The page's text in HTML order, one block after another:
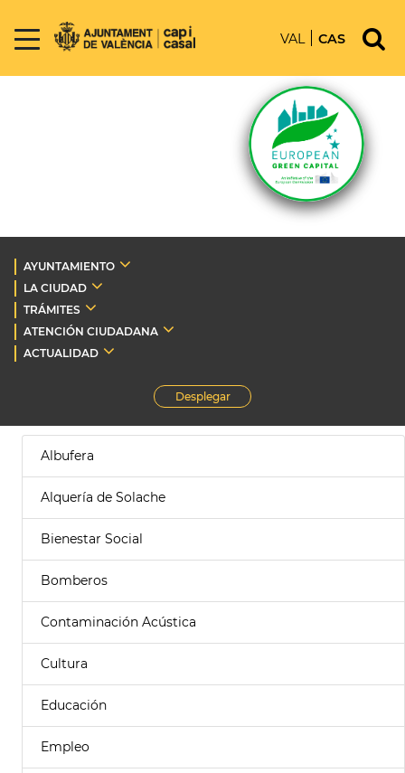
VAL CAS
AYUNTAMIENTO
LA CIUDAD
TRÁMITES
ATENCIÓN CIUDADANA
ACTUALIDAD
Desplegar
Albufera
Alquería de Solache
Bienestar Social
Bomberos
Contaminación Acústica
Cultura
Educación
Empleo